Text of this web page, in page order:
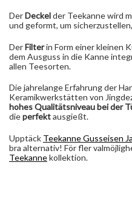
DerDeckelder Teekanne wird
und geformt, um
DerFilterin Form einer kleinen
dem Ausguss in die Kanne
allen Teesorten.
Die jahrelange Erfahrung der
Keramikwerkstätten von
hohes Qualitätsniveau bei der
dieperfektausgießt.
Upptäck Teekanne Gusseisen
bra alternativ! För fler
Teekannekollektion.